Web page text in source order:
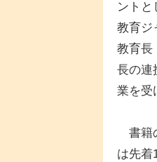
ントと
教育ジ
教育長
長の連
業を受
書籍
は先着